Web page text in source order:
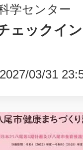
学センター
ェックイ
03/31